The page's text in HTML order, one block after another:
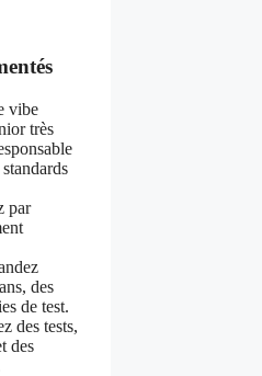
vibe
très
par
des
de test.
des tests,
des